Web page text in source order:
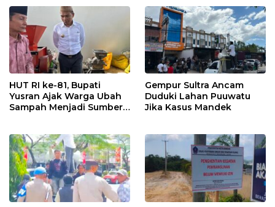
HUT RI ke-81, Bupati
Yusran Ajak Warga Ubah
Sampah Menjadi Sumber
Gempur Sultra Ancam
Duduki Lahan Puuwatu
Jika Kasus Mandek